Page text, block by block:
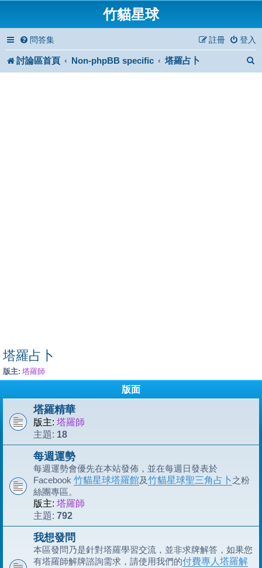
竹貓星球
問答集 登入
註冊
討論區首頁 Non-phpBB specific 塔羅占卜
塔羅占卜
版主: 塔羅師
版面
塔羅精華
版主: 塔羅師
主題: 18
每週運勢
每週運勢會優先在本站發佈，並在每週日發表於
Facebook 竹貓星球塔羅館及竹貓星球聖三角占卜之粉
絲團專區。
版主: 塔羅師
主題: 792
我想發問
本區發問乃是針對塔羅學習交流，並非求牌解答，如果您
有塔羅師解牌諮詢需求，請使用我們的付費專人塔羅解